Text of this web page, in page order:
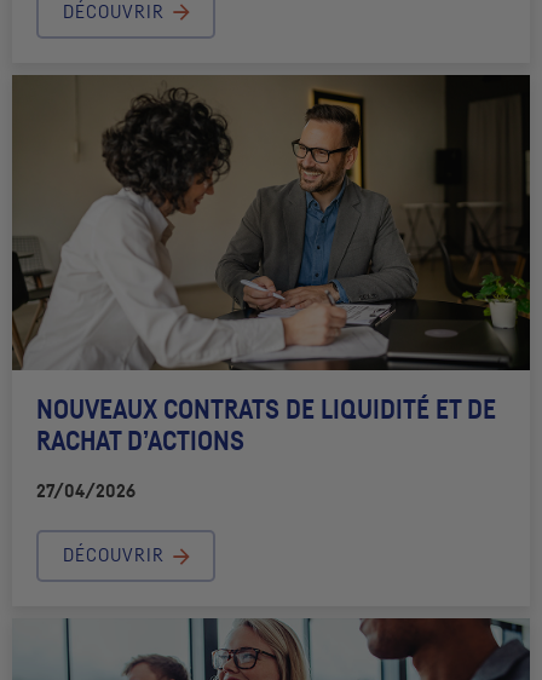
DÉCOUVRIR
NOUVEAUX CONTRATS DE LIQUIDITÉ ET DE
RACHAT D’ACTIONS
27/04/2026
DÉCOUVRIR